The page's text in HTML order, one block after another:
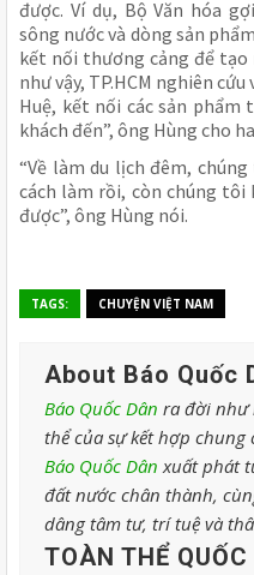
được. Ví dụ, Bộ Văn hóa
sông nước và dòng sản
kết nối thương cảng để tạo
như vậy, TP.HCM nghiên
Huệ, kết nối các sản phẩm
khách đến”, ông Hùng cho
“Về làm du lịch đêm,
cách làm rồi, còn chúng
được”, ông Hùng nói.
TAGS: CHUYỆN VIỆT NAM
About Báo Quốc
Báo Quốc Dân ra đời như
thể của sự kết hợp chung
Báo Quốc Dân xuất phát
đất nước chân thành,
dâng tâm tư, trí tuệ và
TOÀN THỂ